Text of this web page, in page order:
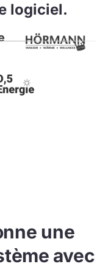
logiciel.
une
avec